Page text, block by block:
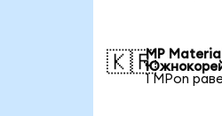
🇰🇷MP
1 MPon